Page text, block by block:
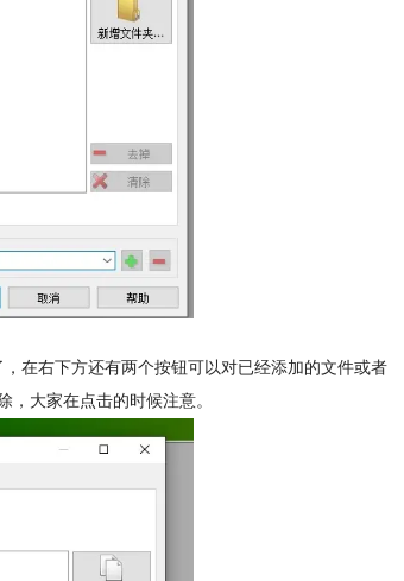
在右下方还有两个按钮可以对已经添加的文件或者
，大家在点击的时候注意。